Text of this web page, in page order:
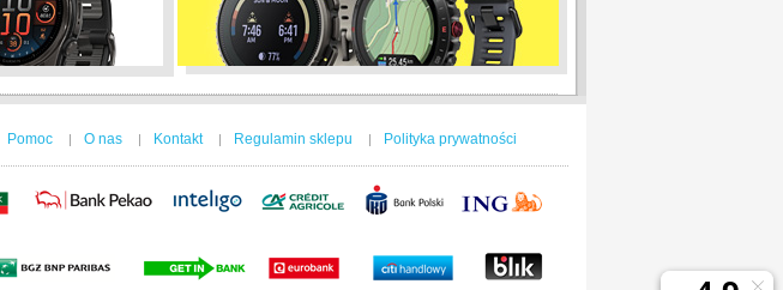
Pomoc | O nas | Kontakt | Regulamin sklepu | Polityka prywatności